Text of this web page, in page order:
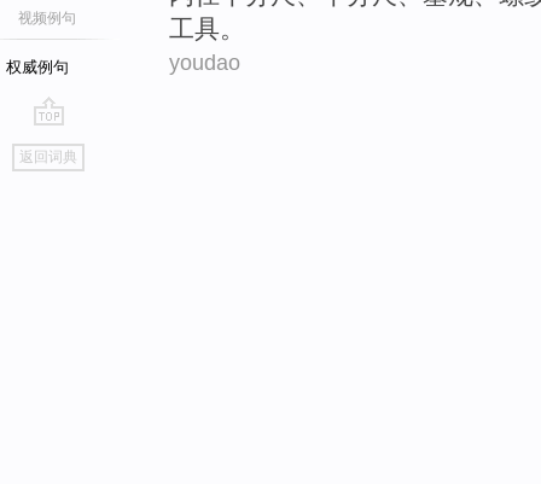
视频例句
权威例句
go
top
返回词典
工具。
youdao